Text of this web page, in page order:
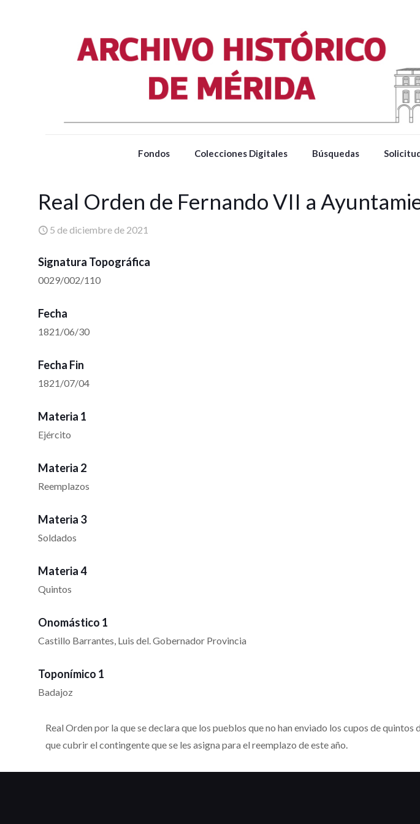
Fondos Colecciones Digitales Búsquedas
Real Orden de Fernando VII a
5 de diciembre de 2021
Signatura Topográfica
0029/002/110
Fecha
1821/06/30
Fecha Fin
1821/07/04
Materia 1
Ejército
Materia 2
Reemplazos
Materia 3
Soldados
Materia 4
Quintos
Onomástico 1
Castillo Barrantes, Luis del. Gobernador Provincia
Toponímico 1
Badajoz
Real Orden por la que se declara que los pueblos que no han enviado los cupos de
que cubrir el contingente que se les asigna para el reemplazo de este año.